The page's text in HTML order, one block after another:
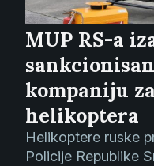
MUP RS-a
kompaniju
helikoptera
Helikoptere ruske
Policije Republike